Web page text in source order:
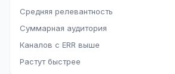
Средняя релевантность
Суммарная аудитория
Каналов с ERR выше
Растут быстрее